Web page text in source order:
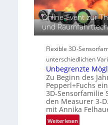
r
i
e
s
-
B
-
R
u
n
d
e
e
g
i
n
e
c
t
r
l
N
e
w
s
‘
Online-Event zur
und
Flexible 3D-
unterschiedlichen
Unbegrenzte
Zu Beginn des
Pepperl+Fuchs
3D-Sensorfamilie
den Measurer 3-
mit Annika
Weiterlesen: